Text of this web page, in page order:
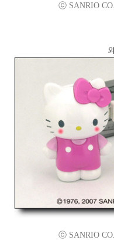
ⓒ SANRIO
ⓒ SANRIO